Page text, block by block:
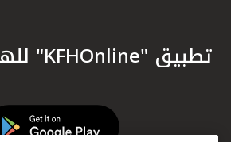
تطبيق "KFHOnline" للهواتف الذكية